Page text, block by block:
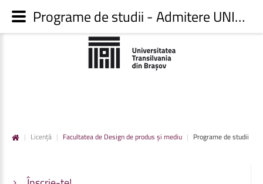
| Licență | Facultatea de Design de produs și mediu | Programe de studii
Programe de studii - Admitere UNITBV